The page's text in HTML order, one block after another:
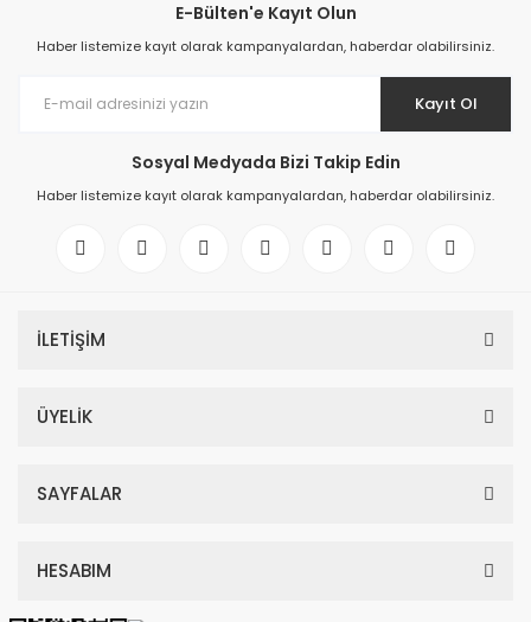
E-Bülten'e Kayıt Olun
Haber listemize kayıt olarak kampanyalardan, haberdar olabilirsiniz.
Kayıt Ol
Sosyal Medyada Bizi Takip Edin
Haber listemize kayıt olarak kampanyalardan, haberdar olabilirsiniz.
İLETİŞİM
ÜYELİK
SAYFALAR
HESABIM